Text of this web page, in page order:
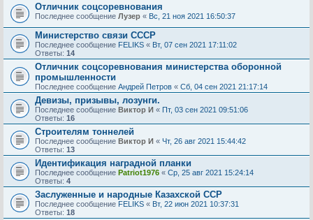
Отличник соцсоревнования
Последнее сообщение Лузер « Вс, 21 ноя 2021 16:50:37
Министерство связи СССР
Последнее сообщение FELIKS « Вт, 07 сен 2021 17:11:02
Ответы: 14
Отличник соцсоревнования министерства оборонной
промышленности
Последнее сообщение Андрей Петров « Сб, 04 сен 2021 21:17:14
Девизы, призывы, лозунги.
Последнее сообщение Виктор И « Пт, 03 сен 2021 09:51:06
Ответы: 16
Строителям тоннелей
Последнее сообщение Виктор И « Чт, 26 авг 2021 15:44:42
Ответы: 13
Идентификация наградной планки
Последнее сообщение Patriot1976 « Ср, 25 авг 2021 15:24:14
Ответы: 4
Заслуженные и народные Казахской ССР
Последнее сообщение FELIKS « Вт, 22 июн 2021 10:37:31
Ответы: 18